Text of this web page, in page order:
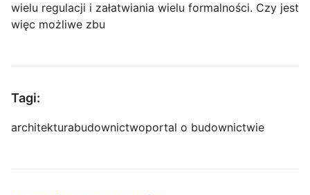
wielu regulacji i załatwiania wielu formalności. Czy jest
więc możliwe zbu
Tagi:
architekturabudownictwoportal o budownictwie